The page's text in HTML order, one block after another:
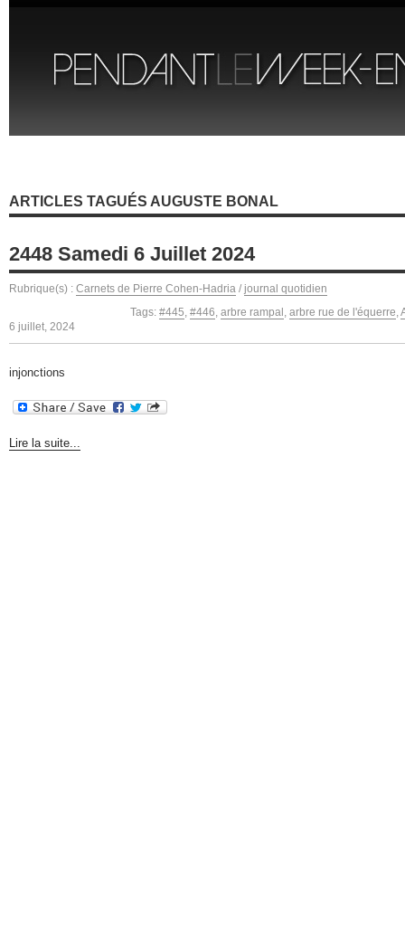
ARTICLES TAGUÉS AUGUSTE BONAL
2448 Samedi 6 Juillet 2024
Rubrique(s) : Carnets de Pierre Cohen-Hadria / journal quotidien
Tags: #445, #446, arbre rampal , arbre rue de l'équerre,
6 juillet, 2024
injonctions
Lire la suite...